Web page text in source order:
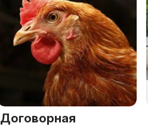
Договорная